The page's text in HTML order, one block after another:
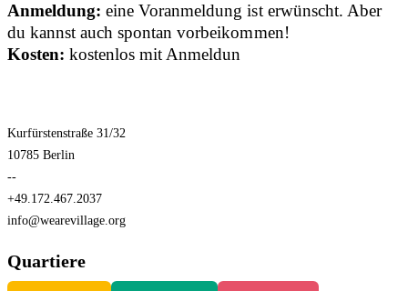
Anmeldung: eine Voranmeldung ist erwünscht. Aber
du kannst auch spontan vorbeikommen!
Kosten: kostenlos mit Anmeldun
Kurfürstenstraße 31/32
10785 Berlin
--
+49.172.467.2037
info@wearevillage.org
Quartiere